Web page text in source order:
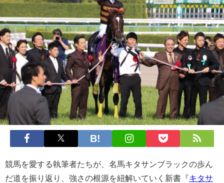
競馬を愛する執筆者たちが、名馬キタサンブラックの歩ん
だ道を振り返り、強さの根源を紐解いていく新書『キタサ